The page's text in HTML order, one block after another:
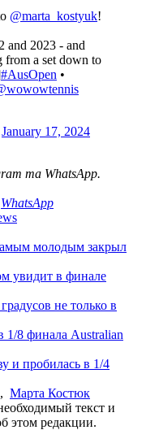
@marta_kostyuk!
and 2023 - and
from a set down to
#AusOpen •
January 17, 2024
та WhatsApp.
WhatsApp
молодым закрыл
увидит в финале
не только в
1/8 финала Australian
и пробилась в 1/4
, Марта Костюк
текст и
этом редакции.